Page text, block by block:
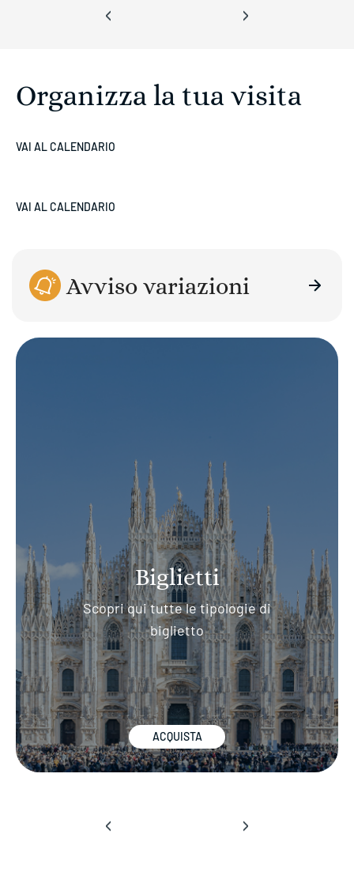
‹ ›
Organizza la tua visita
VAI AL CALENDARIO
VAI AL CALENDARIO
Avviso variazioni
Biglietti
Scopri qui tutte le tipologie di
biglietto
ACQUISTA
‹ ›